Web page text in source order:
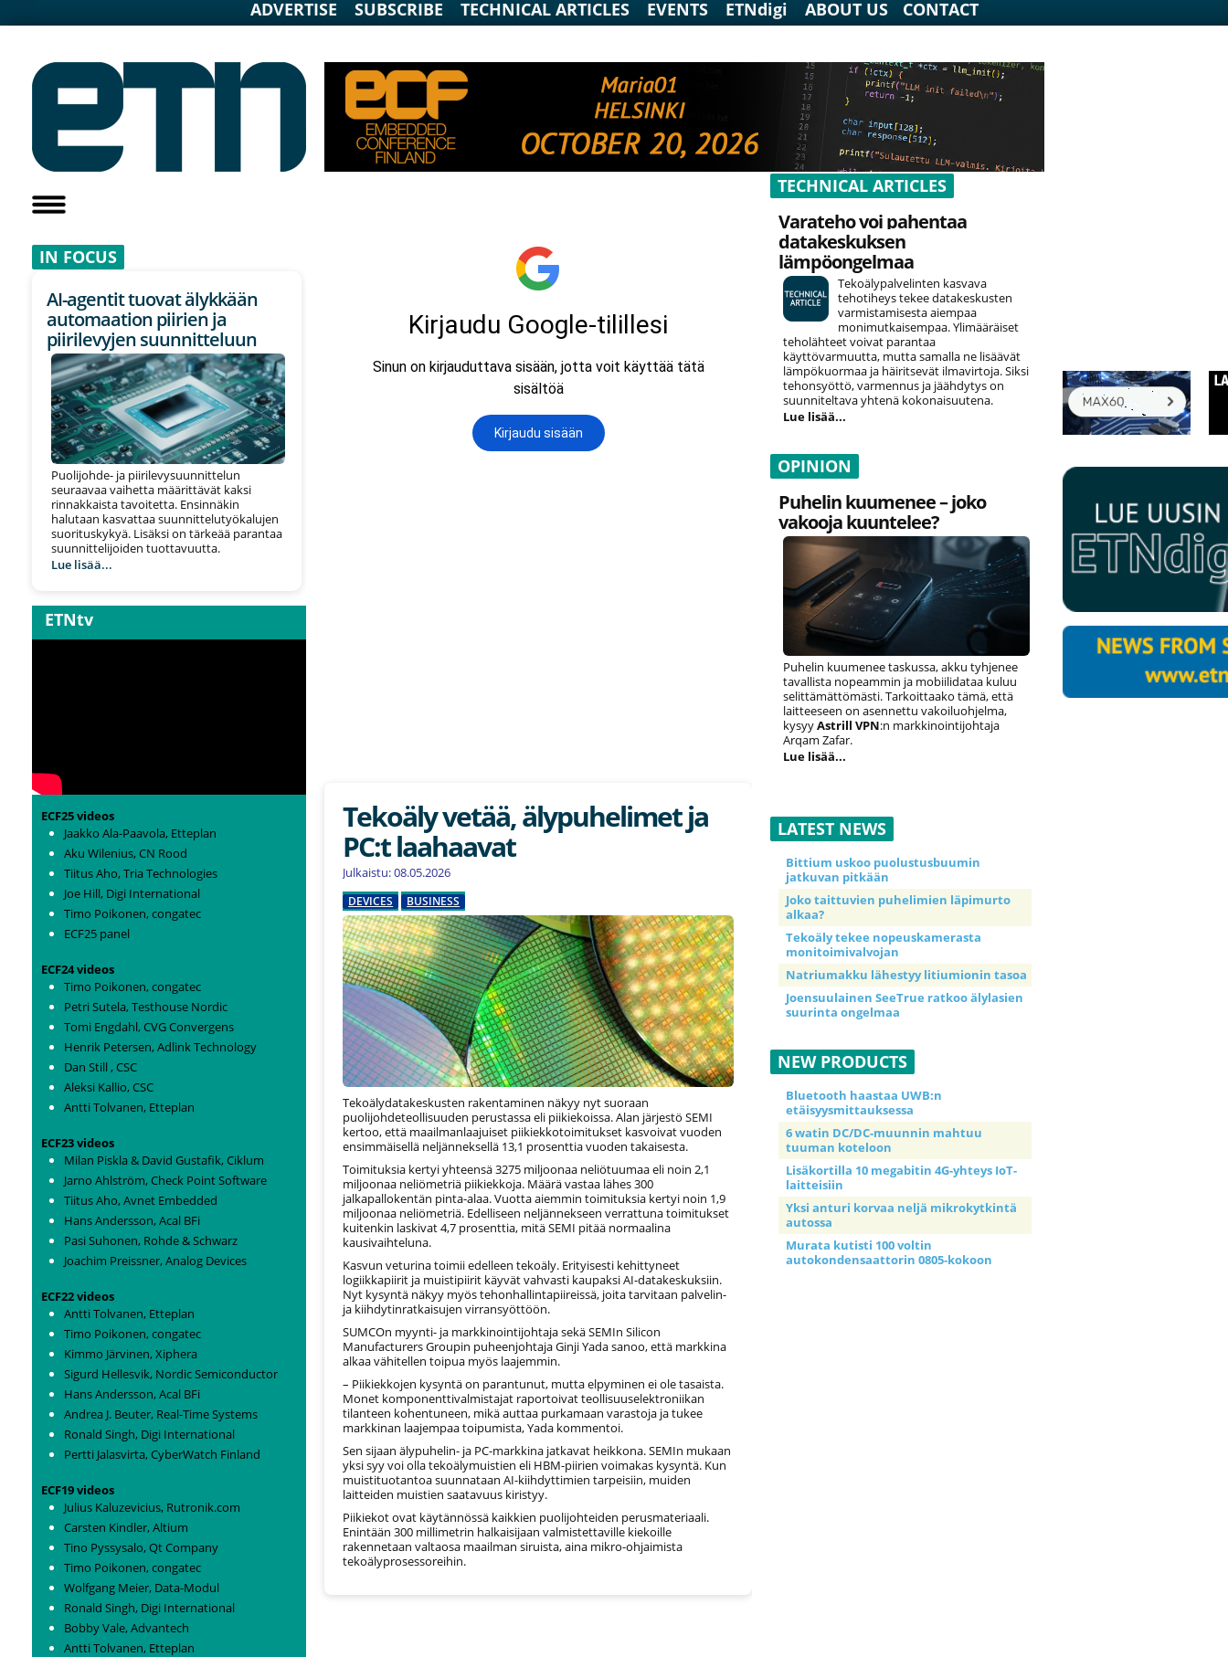
ADVERTISE SUBSCRIBE TECHNICAL ARTICLES EVENTS ETNdigi ABOUT US CONTACT
IN FOCUS
AI-agentit tuovat älykkään
automaation piirien ja
piirilevyjen suunnitteluun
Puolijohde- ja piirilevysuunnittelun
seuraavaa vaihetta määrittävät kaksi
rinnakkaista tavoitetta. Ensinnäkin
halutaan kasvattaa suunnittelutyökalujen
suorituskykyä. Lisäksi on tärkeää parantaa
suunnittelijoiden tuottavuutta.
Lue lisää...
ETNtv
ECF25 videos
Jaakko Ala-Paavola, Etteplan
Aku Wilenius, CN Rood
Tiitus Aho, Tria Technologies
Joe Hill, Digi International
Timo Poikonen, congatec
ECF25 panel
ECF24 videos
Timo Poikonen, congatec
Petri Sutela, Testhouse Nordic
Tomi Engdahl, CVG Convergens
Henrik Petersen, Adlink Technology
Dan Still , CSC
Aleksi Kallio, CSC
Antti Tolvanen, Etteplan
ECF23 videos
Milan Piskla & David Gustafik, Ciklum
Jarno Ahlström, Check Point Software
Tiitus Aho, Avnet Embedded
Hans Andersson, Acal BFi
Pasi Suhonen, Rohde & Schwarz
Joachim Preissner, Analog Devices
ECF22 videos
Antti Tolvanen, Etteplan
Timo Poikonen, congatec
Kimmo Järvinen, Xiphera
Sigurd Hellesvik, Nordic Semiconductor
Hans Andersson, Acal BFi
Andrea J. Beuter, Real-Time Systems
Ronald Singh, Digi International
Pertti Jalasvirta, CyberWatch Finland
ECF19 videos
Julius Kaluzevicius, Rutronik.com
Carsten Kindler, Altium
Tino Pyssysalo, Qt Company
Timo Poikonen, congatec
Wolfgang Meier, Data-Modul
Ronald Singh, Digi International
Bobby Vale, Advantech
Antti Tolvanen, Etteplan
Tekoäly vetää, älypuhelimet ja
PC:t laahaavat
Julkaistu: 08.05.2026
DEVICES BUSINESS
Tekoälydatakeskusten rakentaminen näkyy nyt suoraan
puolijohdeteollisuuden perustassa eli piikiekoissa. Alan järjestö SEMI
kertoo, että maailmanlaajuiset piikiekkotoimitukset kasvoivat vuoden
ensimmäisellä neljänneksellä 13,1 prosenttia vuoden takaisesta.
Toimituksia kertyi yhteensä 3275 miljoonaa neliötuumaa eli noin 2,1
miljoonaa neliömetriä piikiekkoja. Määrä vastaa lähes 300
jalkapallokentän pinta-alaa. Vuotta aiemmin toimituksia kertyi noin 1,9
miljoonaa neliömetriä. Edelliseen neljännekseen verrattuna toimitukset
kuitenkin laskivat 4,7 prosenttia, mitä SEMI pitää normaalina
kausivaihteluna.
Kasvun veturina toimii edelleen tekoäly. Erityisesti kehittyneet
logiikkapiirit ja muistipiirit käyvät vahvasti kaupaksi AI-datakeskuksiin.
Nyt kysyntä näkyy myös tehonhallintapiireissä, joita tarvitaan palvelin-
ja kiihdytinratkaisujen virransyöttöön.
SUMCOn myynti- ja markkinointijohtaja sekä SEMIn Silicon
Manufacturers Groupin puheenjohtaja Ginji Yada sanoo, että markkina
alkaa vähitellen toipua myös laajemmin.
– Piikiekkojen kysyntä on parantunut, mutta elpyminen ei ole tasaista.
Monet komponenttivalmistajat raportoivat teollisuuselektroniikan
tilanteen kohentuneen, mikä auttaa purkamaan varastoja ja tukee
markkinan laajempaa toipumista, Yada kommentoi.
Sen sijaan älypuhelin- ja PC-markkina jatkavat heikkona. SEMIn mukaan
yksi syy voi olla tekoälymuistien eli HBM-piirien voimakas kysyntä. Kun
muistituotantoa suunnataan AI-kiihdyttimien tarpeisiin, muiden
laitteiden muistien saatavuus kiristyy.
Piikiekot ovat käytännössä kaikkien puolijohteiden perusmateriaali.
Enintään 300 millimetrin halkaisijaan valmistettaville kiekoille
rakennetaan valtaosa maailman siruista, aina mikro-ohjaimista
tekoälyprosessoreihin.
TECHNICAL ARTICLES
Varateho voi pahentaa
datakeskuksen
lämpöongelmaa
Tekoälypalvelinten kasvava
tehotiheys tekee datakeskusten
varmistamisesta aiempaa
monimutkaisempaa. Ylimääräiset
teholähteet voivat parantaa
käyttövarmuutta, mutta samalla ne lisäävät
lämpökuormaa ja häiritsevät ilmavirtoja. Siksi
tehonsyöttö, varmennus ja jäähdytys on
suunniteltava yhtenä kokonaisuutena.
Lue lisää...
OPINION
Puhelin kuumenee – joko
vakooja kuuntelee?
Puhelin kuumenee taskussa, akku tyhjenee
tavallista nopeammin ja mobiilidataa kuluu
selittämättömästi. Tarkoittaako tämä, että
laitteeseen on asennettu vakoiluohjelma,
kysyyAstrill VPN:n markkinointijohtaja
Arqam Zafar.
Lue lisää...
LATEST NEWS
Bittium uskoo puolustusbuumin
jatkuvan pitkään
Joko taittuvien puhelimien läpimurto
alkaa?
Tekoäly tekee nopeuskamerasta
monitoimivalvojan
Natriumakku lähestyy litiumionin tasoa
Joensuulainen SeeTrue ratkoo älylasien
suurinta ongelmaa
NEW PRODUCTS
Bluetooth haastaa UWB:n
etäisyysmittauksessa
6 watin DC/DC-muunnin mahtuu
tuuman koteloon
Lisäkortilla 10 megabitin 4G-yhteys IoT-
laitteisiin
Yksi anturi korvaa neljä mikrokytkintä
autossa
Murata kutisti 100 voltin
autokondensaattorin 0805-kokoon